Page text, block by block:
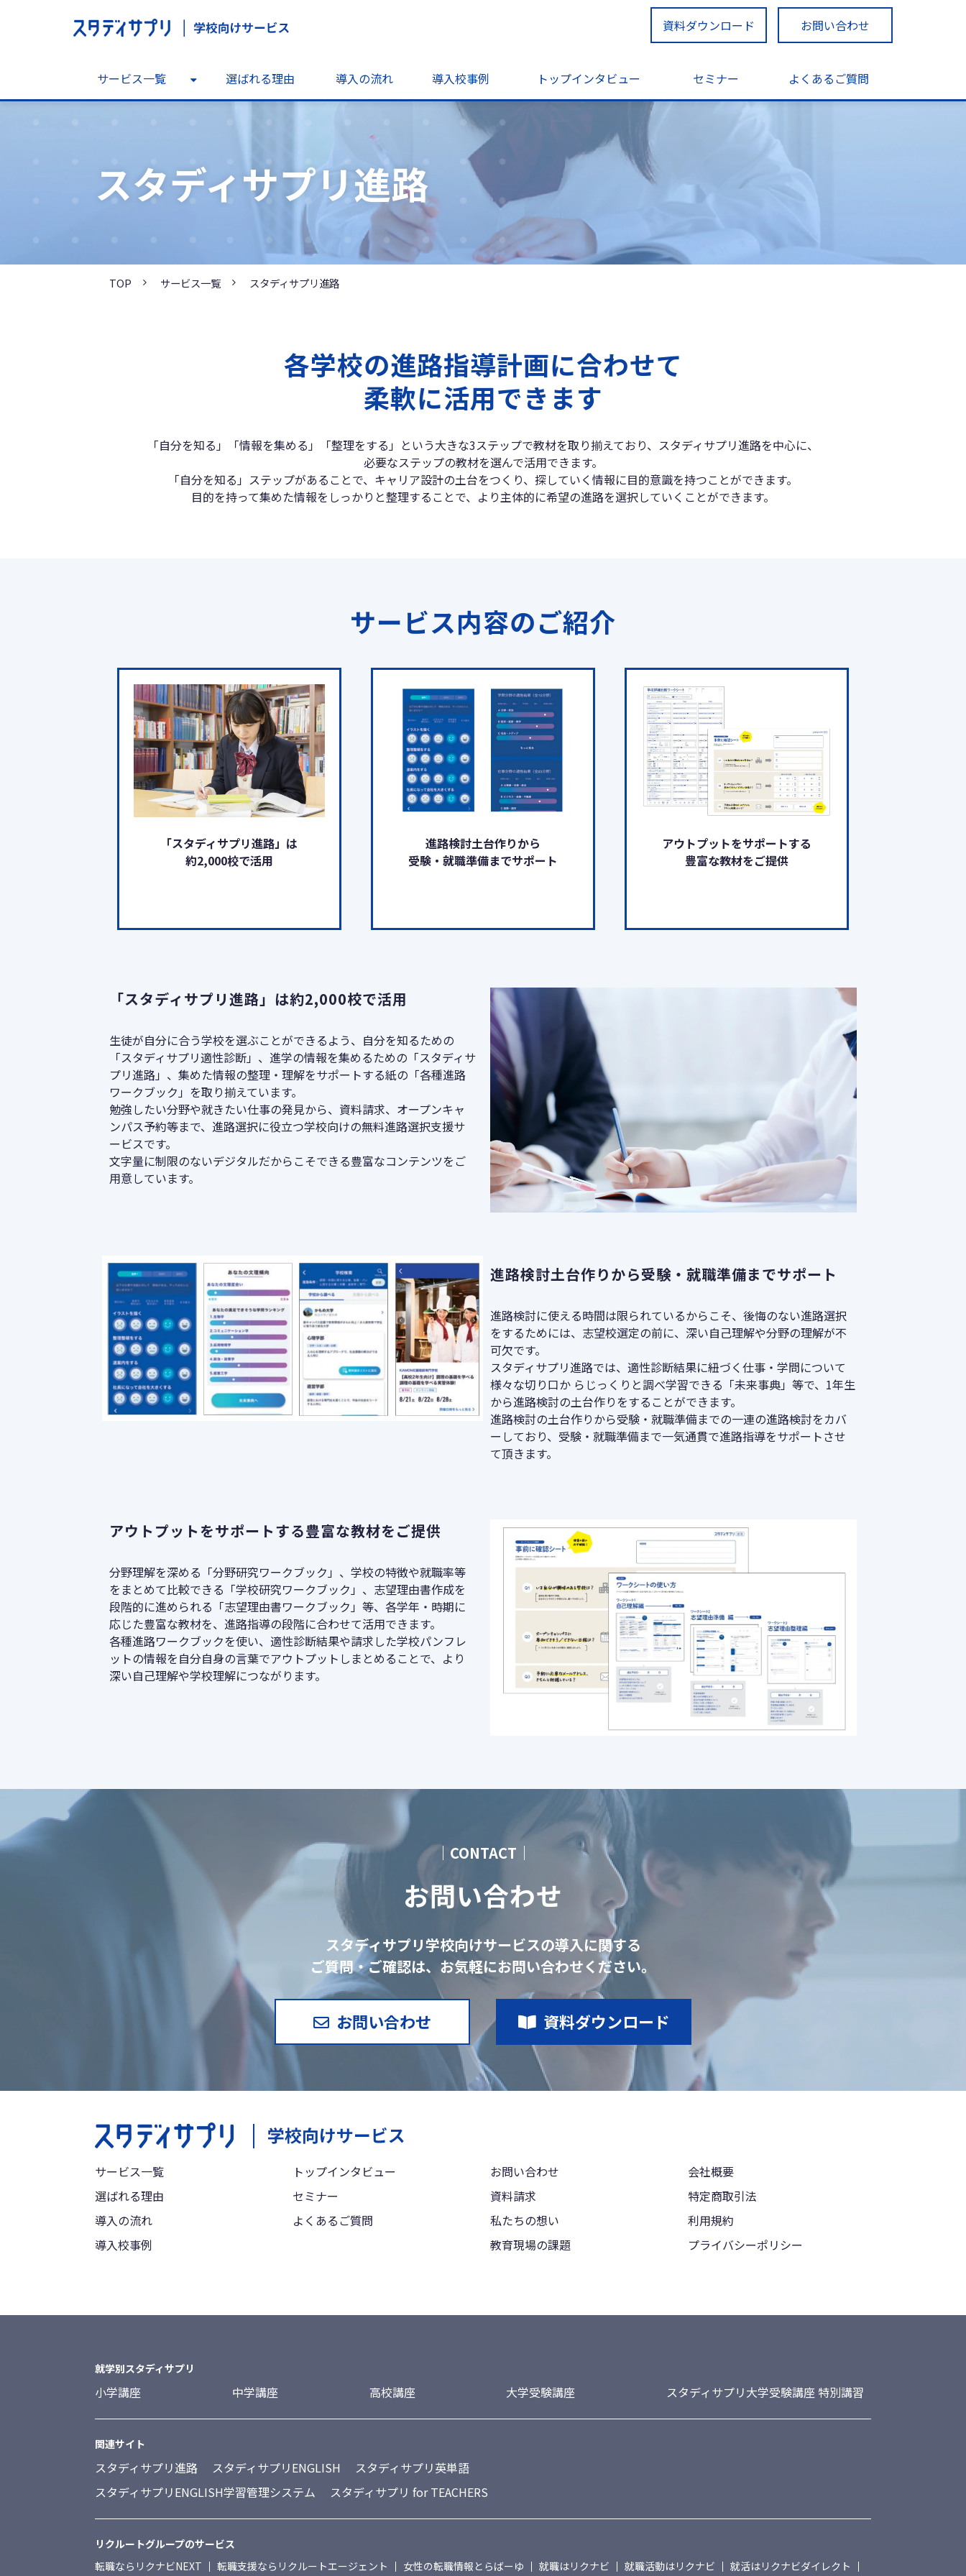
資料ダウンロード お問い合わせ
サービス一覧 選ばれる理由 導入の流れ 導入校事例 トップインタビュー セミナー よくあるご質問
スタディサプリ進路
TOP サービス一覧 スタディサプリ進路
各学校の進路指導計画に合わせて
柔軟に活用できます
「自分を知る」「情報を集める」「整理をする」という大きな3ステップで教材を取り揃えており、スタディサプリ進路を中心に、
必要なステップの教材を選んで活用できます。
「自分を知る」ステップがあることで、キャリア設計の土台をつくり、探していく情報に目的意識を持つことができます。
目的を持って集めた情報をしっかりと整理することで、より主体的に希望の進路を選択していくことができます。
サービス内容のご紹介
「スタディサプリ進路」は
約2,000校で活用
進路検討土台作りから
受験・就職準備までサポート
アウトプットをサポートする
豊富な教材をご提供
「スタディサプリ進路」は約2,000校で活用
生徒が自分に合う学校を選ぶことができるよう、自分を知るための
「スタディサプリ適性診断」、進学の情報を集めるための「スタディサ
プリ進路」、集めた情報の整理・理解をサポートする紙の「各種進路
ワークブック」を取り揃えています。
勉強したい分野や就きたい仕事の発見から、資料請求、オープンキャ
ンパス予約等まで、進路選択に役立つ学校向けの無料進路選択支援サ
ービスです。
文字量に制限のないデジタルだからこそできる豊富なコンテンツをご
用意しています。
進路検討土台作りから受験・就職準備までサポート
進路検討に使える時間は限られているからこそ、後悔のない進路選択
をするためには、志望校選定の前に、深い自己理解や分野の理解が不
可欠です。
スタディサプリ進路では、適性診断結果に紐づく仕事・学問について
様々な切り口か らじっくりと調べ学習できる「未来事典」等で、1年生
から進路検討の土台作りをすることができます。
進路検討の土台作りから受験・就職準備までの一連の進路検討をカバ
ーしており、受験・就職準備まで一気通貫で進路指導をサポートさせ
て頂きます。
アウトプットをサポートする豊富な教材をご提供
分野理解を深める「分野研究ワークブック」、学校の特徴や就職率等
をまとめて比較できる「学校研究ワークブック」、志望理由書作成を
段階的に進められる「志望理由書ワークブック」等、各学年・時期に
応じた豊富な教材を、進路指導の段階に合わせて活用できます。
各種進路ワークブックを使い、適性診断結果や請求した学校パンフレ
ットの情報を自分自身の言葉でアウトプットしまとめることで、より
深い自己理解や学校理解につながります。
｜CONTACT｜
お問い合わせ
スタディサプリ学校向けサービスの導入に関する
ご質問・ご確認は、お気軽にお問い合わせください。
お問い合わせ 資料ダウンロード
サービス一覧
選ばれる理由
導入の流れ
導入校事例
トップインタビュー
セミナー
よくあるご質問
お問い合わせ
資料請求
私たちの想い
教育現場の課題
会社概要
特定商取引法
利用規約
プライバシーポリシー
就学別スタディサプリ
小学講座 中学講座 高校講座 大学受験講座 スタディサプリ大学受験講座 特別講習
関連サイト
スタディサプリ進路 スタディサプリENGLISH
スタディサプリ英単語
スタディサプリENGLISH学習管理システム
スタディサプリ for TEACHERS
リクルートグループのサービス
転職ならリクナビNEXT
転職支援ならリクルートエージェント 女性の転職情報とらばーゆ 就職はリクナビ 就職活動はリクナビ 就活はリクナビダイレクト